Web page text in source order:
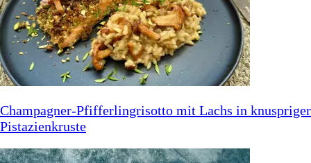
Champagner-Pfifferlingrisotto mit Lachs in knuspriger
Pistazienkruste